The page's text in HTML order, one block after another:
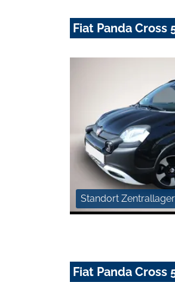
Fiat Panda Cross
Standort Zentrallager
Fiat Panda Cross